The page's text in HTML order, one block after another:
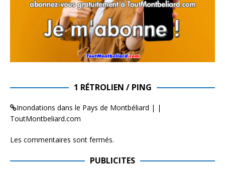
1 RÉTROLIEN / PING
Inondations dans le Pays de Montbéliard | |
ToutMontbeliard.com
Les commentaires sont fermés.
PUBLICITES